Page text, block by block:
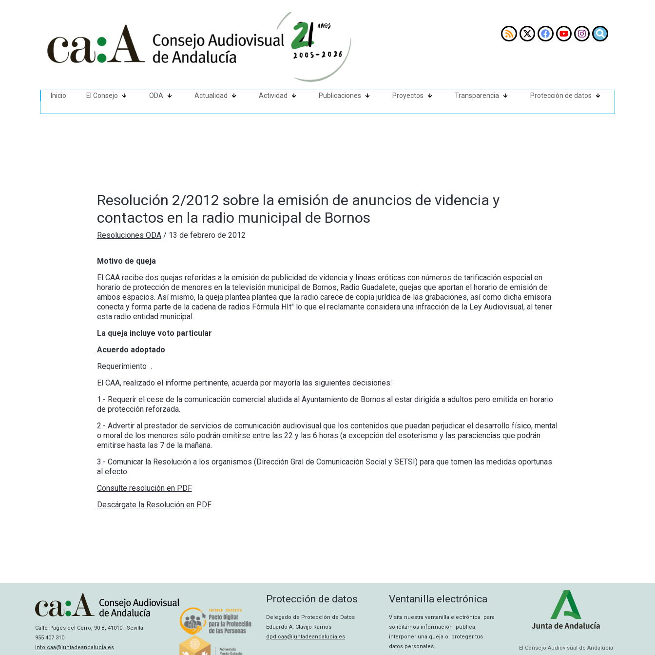
Inicio El Consejo ODA Actualidad Actividad Publicaciones Proyectos Transparencia Protección de datos
Resolución 2/2012 sobre la emisión de anuncios de videncia y
contactos en la radio municipal de Bornos
Resoluciones ODA/ 13 de febrero de 2012
Motivo de queja
El CAA recibe dos quejas referidas a la emisión de publicidad de videncia y líneas eróticas con números de tarificación especial en
horario de protección de menores en la televisión municipal de Bornos, Radio Guadalete, quejas que aportan el horario de emisión de
ambos espacios. Así mismo, la queja plantea plantea que la radio carece de copia jurídica de las grabaciones, así como dicha emisora
conecta y forma parte de la cadena de radios Fórmula HIt" lo que el reclamante considera una infracción de la Ley Audiovisual, al tener
esta radio entidad municipal.
La queja incluye voto particular
Acuerdo adoptado
Requerimiento .
El CAA, realizado el informe pertinente, acuerda por mayoría las siguientes decisiones:
1.- Requerir el cese de la comunicación comercial aludida al Ayuntamiento de Bornos al estar dirigida a adultos pero emitida en horario
de protección reforzada.
2.- Advertir al prestador de servicios de comunicación audiovisual que los contenidos que puedan perjudicar el desarrollo físico, mental
o moral de los menores sólo podrán emitirse entre las 22 y las 6 horas (a excepción del esoterismo y las paraciencias que podrán
emitirse hasta las 7 de la mañana.
3.- Comunicar la Resolución a los organismos (Dirección Gral de Comunicación Social y SETSI) para que tomen las medidas oportunas
al efecto.
Consulte resolución en PDF
Descárgate la Resolución en PDF
Calle Pagés del Corro, 90 B, 41010 - Sevilla
955 407 310
info.caa@juntadeandalucia.es
Protección de datos
Delegado de Protección de Datos
Eduardo A. Clavijo Ramos
dpd.caa@juntadeandalucia.es
Ventanilla electrónica
Visita nuestra ventanilla electrónica para
solicitarnos información pública,
interponer una queja o proteger tus
datos personales.
El Consejo Audiovisual de Andalucía